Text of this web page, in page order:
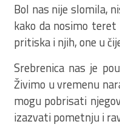
Bol nas nije slomila,
kako da nosimo
pritiska i njih, one u
Srebrenica nas je
Živimo u vremenu
mogu pobrisati
izazvati pometnju i